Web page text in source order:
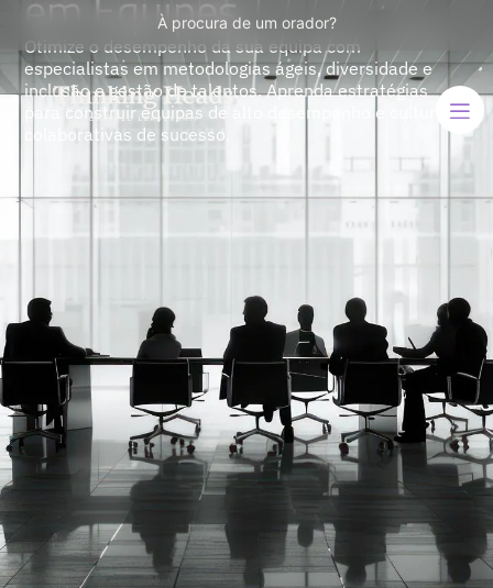
À procura de um orador?
Otimize o desempenho da sua equipa com
especialistas em metodologias ágeis, diversidade e
inclusão e gestão de talentos. Aprenda estratégias
para construir equipas de alto desempenho e culturas
colaborativas de sucesso.